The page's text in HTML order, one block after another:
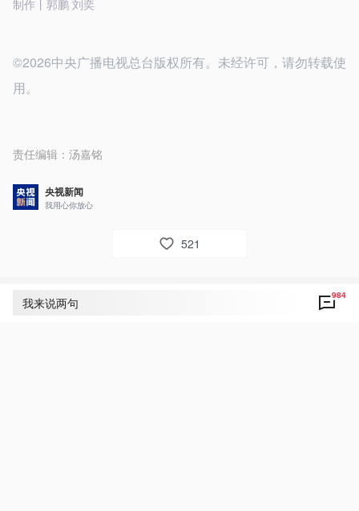
制作丨郭鹏 刘奕
©2026中央广播电视总台版权所有。未经许可，请勿转载使
用。
责任编辑： 汤嘉铭
央视新闻
我用心你放心
521
评论984
我来说两句 984